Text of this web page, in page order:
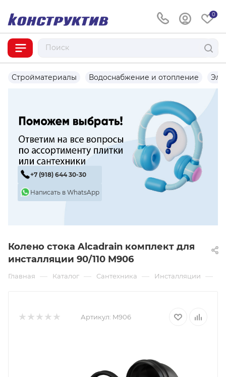
0
Стройматериалы Водоснабжение и отопление
+7 (918) 644 30-30
Написать в WhatsApp
Колено стока Alcadrain комплект для
инсталляции 90/110 M906
Главная — Каталог — Сантехника — Инсталляции —
Артикул: M906